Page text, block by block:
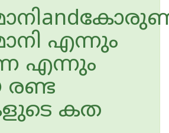
എന്നും
എന്നും
രണ്ട
കത